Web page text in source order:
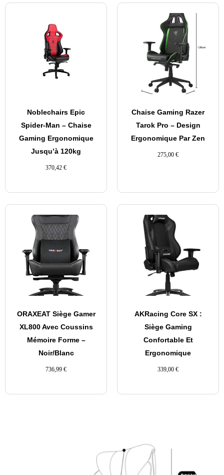
Noblechairs Epic
Spider-Man – Chaise
Gaming Ergonomique
Jusqu’à 120kg
370,42 €
Chaise Gaming Razer
Tarok Pro – Design
Ergonomique Par Zen
275,00 €
ORAXEAT Siège Gamer
XL800 Avec Coussins
Mémoire Forme –
Noir/Blanc
736,99 €
AKRacing Core SX :
Siège Gaming
Confortable Et
Ergonomique
339,00 €